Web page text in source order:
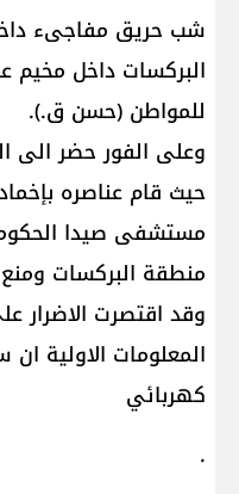
شب حريق مفاجىء
البركسات داخل مخيم
للمواطن (حسن ق.).
وعلى الفور حضر الى
حيث قام عناصره
مستشفى صيدا
منطقة البركسات ومنع
وقد اقتصرت الاضرار
المعلومات الاولية
كهربائي
.